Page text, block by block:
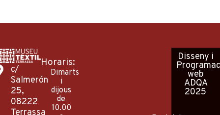
c/
Salmerón
25,
08222
Terrassa
Horaris:
Dimarts
i
dijous
de
10.00
Disseny i
web
ADQA
2025